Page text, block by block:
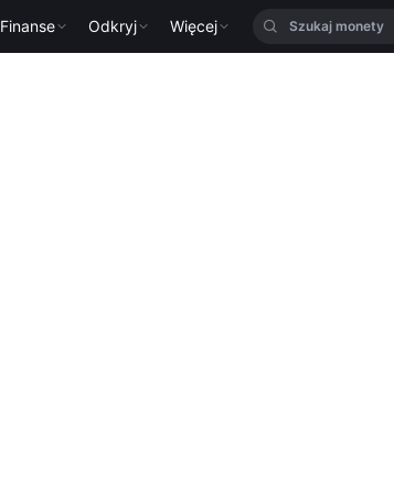
Finanse Odkryj Więcej